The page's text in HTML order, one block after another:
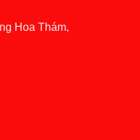
Hoa Thám,